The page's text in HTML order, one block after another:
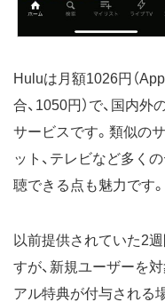
Huluは月額1026円（
合、1050円）で、国内
サービスです。類似の
ット、テレビなど多く
聴できる点も魅力です。
以前提供されていた2
すが、新規ユーザーを
アル特典が付与される